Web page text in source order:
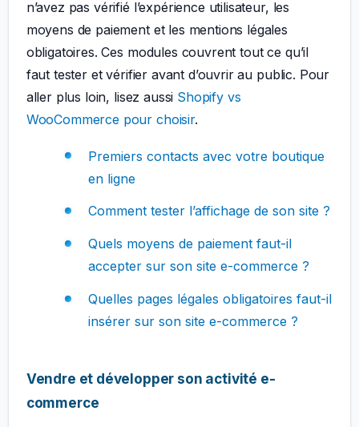
n’avez pas vérifié l’expérience utilisateur, les
moyens de paiement et les mentions légales
obligatoires. Ces modules couvrent tout ce qu’il
faut tester et vérifier avant d’ouvrir au public. Pour
aller plus loin, lisez aussi Shopify vs
WooCommerce pour choisir.
Premiers contacts avec votre boutique
en ligne
Comment tester l’affichage de son site ?
Quels moyens de paiement faut-il
accepter sur son site e-commerce ?
Quelles pages légales obligatoires faut-il
insérer sur son site e-commerce ?
Vendre et développer son activité e-
commerce